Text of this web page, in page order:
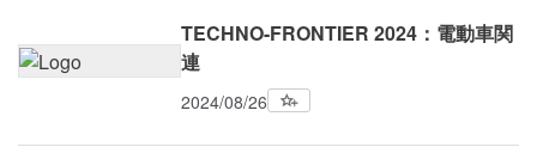
TECHNO-FRONTIER 2024：電動車関
連
2024/08/26